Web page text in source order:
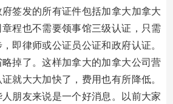
签发的所有证件包括加拿大加拿大
程也不需要领事馆三级认证，只需
即律师或公证员公证和政府认证。
掉了。这样加拿大的加拿大公司营
就大大加快了，费用也有所降低。
朋友来说是一个好消息。以前大家